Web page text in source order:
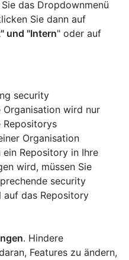
Sie das Dropdownmenü
Sie dann auf
und "Intern" oder auf
security
wird nur
Repositorys
Organisation
Repository in Ihre
wird, müssen Sie
security
das Repository
. Hindere
Features zu ändern,